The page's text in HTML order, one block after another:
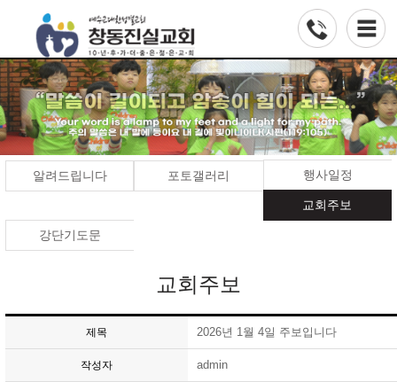
알려드립니다 포토갤러리 행사일정
교회주보
강단기도문
교회주보
제목 2026년 1월 4일 주보입니다
작성자 admin